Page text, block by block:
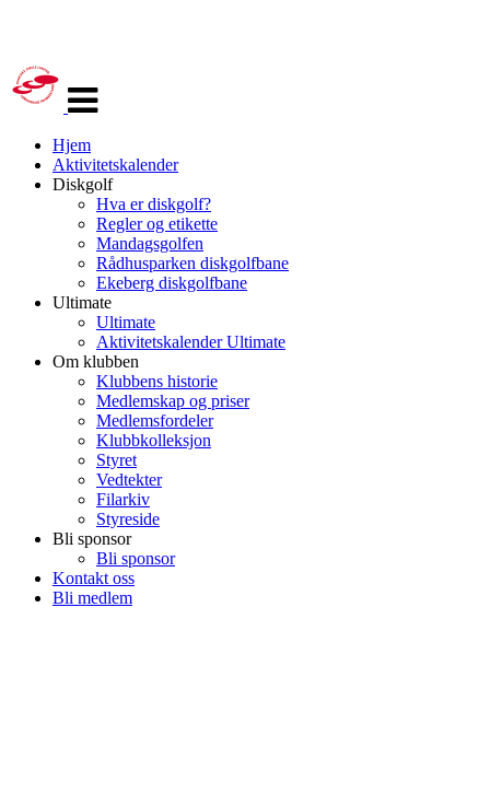
navigasjon
Hjem
Aktivitetskalender
Diskgolf
Hva er diskgolf?
Regler og etikette
Mandagsgolfen
Rådhusparken diskgolfbane
Ekeberg diskgolfbane
Ultimate
Ultimate
Aktivitetskalender Ultimate
Om klubben
Klubbens historie
Medlemskap og priser
Medlemsfordeler
Klubbkolleksjon
Styret
Vedtekter
Filarkiv
Styreside
Bli sponsor
Bli sponsor
Kontakt oss
Bli medlem